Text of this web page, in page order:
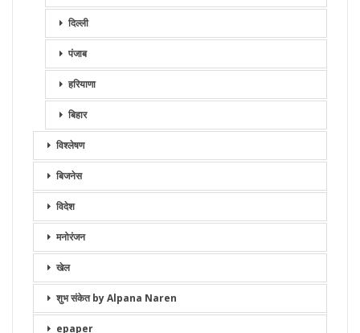
दिल्ली
पंजाब
हरियाणा
बिहार
विश्लेषण
बिजनेस
विदेश
मनोरंजन
खेल
शुभ संकेत by Alpana Naren
epaper